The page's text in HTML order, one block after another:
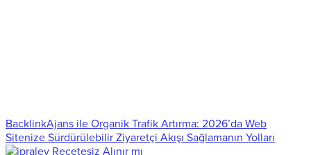
BacklinkAjans ile Organik Trafik Artırma: 2026’da Web
Sitenize Sürdürülebilir Ziyaretçi Akışı Sağlamanın Yolları